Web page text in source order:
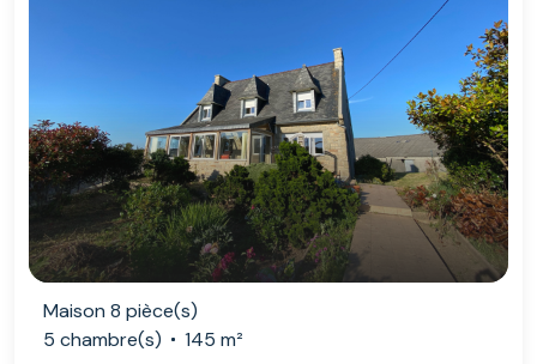
Maison 8 pièce(s)
5 chambre(s)
145 m²